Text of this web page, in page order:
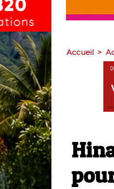
Accueil >